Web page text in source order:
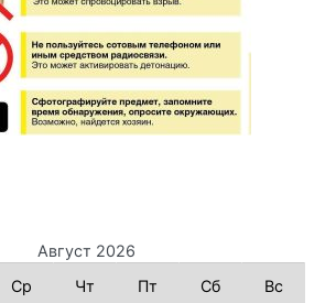
Август 2026
Ср Чт Пт Сб Вс